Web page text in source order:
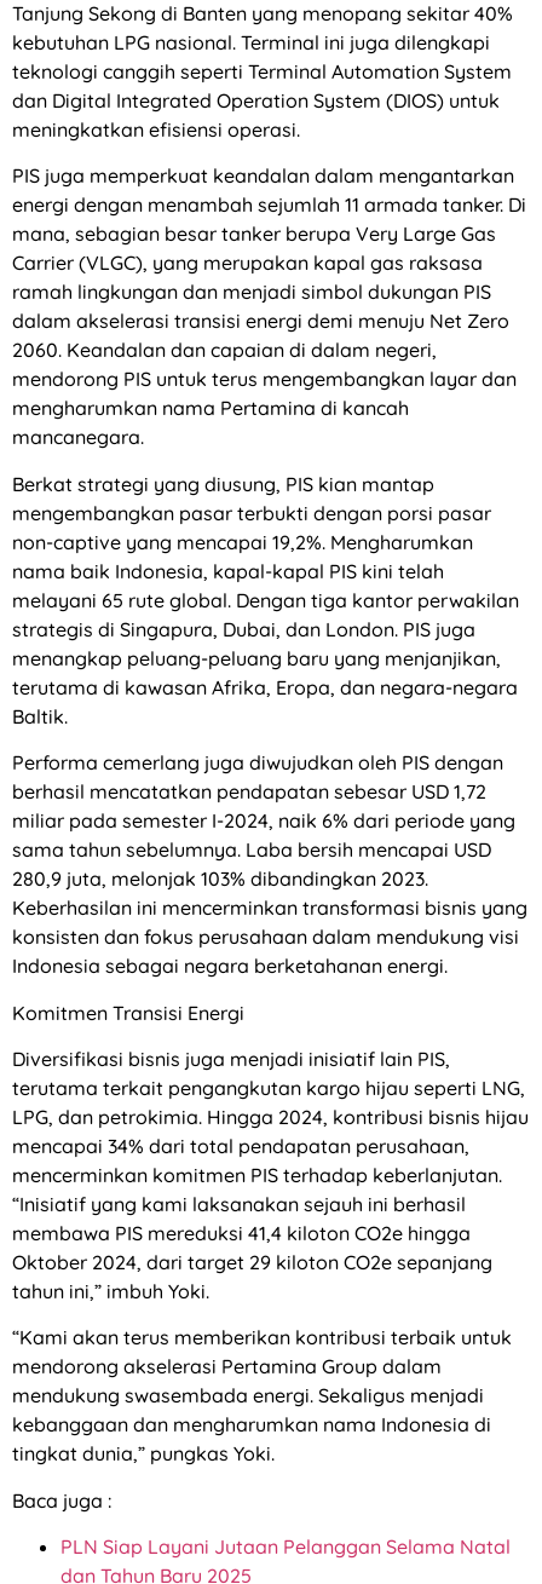
Tanjung Sekong di Banten yang menopang sekitar 40%
kebutuhan LPG nasional. Terminal ini juga dilengkapi
teknologi canggih seperti Terminal Automation System
dan Digital Integrated Operation System (DIOS) untuk
meningkatkan efisiensi operasi.
PIS juga memperkuat keandalan dalam mengantarkan
energi dengan menambah sejumlah 11 armada tanker. Di
mana, sebagian besar tanker berupa Very Large Gas
Carrier (VLGC), yang merupakan kapal gas raksasa
ramah lingkungan dan menjadi simbol dukungan PIS
dalam akselerasi transisi energi demi menuju Net Zero
2060. Keandalan dan capaian di dalam negeri,
mendorong PIS untuk terus mengembangkan layar dan
mengharumkan nama Pertamina di kancah
mancanegara.
Berkat strategi yang diusung, PIS kian mantap
mengembangkan pasar terbukti dengan porsi pasar
non-captive yang mencapai 19,2%. Mengharumkan
nama baik Indonesia, kapal-kapal PIS kini telah
melayani 65 rute global. Dengan tiga kantor perwakilan
strategis di Singapura, Dubai, dan London. PIS juga
menangkap peluang-peluang baru yang menjanjikan,
terutama di kawasan Afrika, Eropa, dan negara-negara
Baltik.
Performa cemerlang juga diwujudkan oleh PIS dengan
berhasil mencatatkan pendapatan sebesar USD 1,72
miliar pada semester I-2024, naik 6% dari periode yang
sama tahun sebelumnya. Laba bersih mencapai USD
280,9 juta, melonjak 103% dibandingkan 2023.
Keberhasilan ini mencerminkan transformasi bisnis yang
konsisten dan fokus perusahaan dalam mendukung visi
Indonesia sebagai negara berketahanan energi.
Komitmen Transisi Energi
Diversifikasi bisnis juga menjadi inisiatif lain PIS,
terutama terkait pengangkutan kargo hijau seperti LNG,
LPG, dan petrokimia. Hingga 2024, kontribusi bisnis hijau
mencapai 34% dari total pendapatan perusahaan,
mencerminkan komitmen PIS terhadap keberlanjutan.
“Inisiatif yang kami laksanakan sejauh ini berhasil
membawa PIS mereduksi 41,4 kiloton CO2e hingga
Oktober 2024, dari target 29 kiloton CO2e sepanjang
tahun ini,” imbuh Yoki.
“Kami akan terus memberikan kontribusi terbaik untuk
mendorong akselerasi Pertamina Group dalam
mendukung swasembada energi. Sekaligus menjadi
kebanggaan dan mengharumkan nama Indonesia di
tingkat dunia,” pungkas Yoki.
Baca juga :
PLN Siap Layani Jutaan Pelanggan Selama Natal
dan Tahun Baru 2025